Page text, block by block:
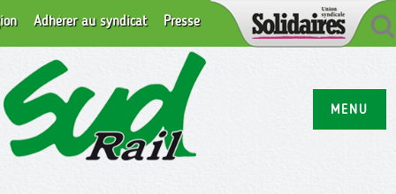
MENU
Adhérer au syndicat Presse